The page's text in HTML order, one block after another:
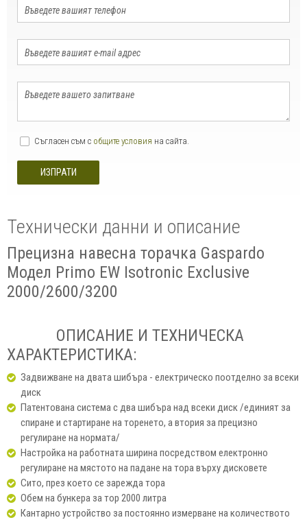
Съгласен съм с общите условия на сайта.
ИЗПРАТИ
Технически данни и описание
Прецизна навесна торачка Gaspardo
Модел Primo EW Isotronic Exclusive
2000/2600/3200
ОПИСАНИЕ И ТЕХНИЧЕСКА
ХАРАКТЕРИСТИКА:
Задвижване на двата шибъра - електрическо поотделно за всеки
диск
Патентована система с два шибъра над всеки диск /единият за
спиране и стартиране на торенето, а втория за прецизно
регулиране на нормата/
Настройка на работната ширина посредством електронно
регулиране на мястото на падане на тора върху дисковете
Сито, през което се зарежда тора
Обем на бункера за тор 2000 литра
Кантарно устройство за постоянно измерване на количеството